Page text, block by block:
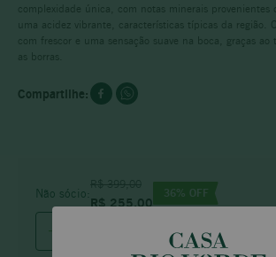
complexidade única, com notas minerais provenientes
uma acidez vibrante, características típicas da região.
com frescor e uma sensação suave na boca, graças ao
as borras.
Não sócio:
R$ 255,00
36 % OFF
COMPRAR